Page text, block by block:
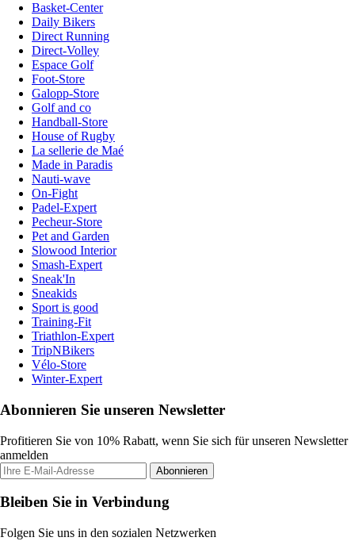
Basket-Center
Daily Bikers
Direct Running
Direct-Volley
Espace Golf
Foot-Store
Galopp-Store
Golf and co
Handball-Store
House of Rugby
La sellerie de Maé
Made in Paradis
Nauti-wave
On-Fight
Padel-Expert
Pecheur-Store
Pet and Garden
Slowood Interior
Smash-Expert
Sneak'In
Sneakids
Sport is good
Training-Fit
Triathlon-Expert
TripNBikers
Vélo-Store
Winter-Expert
Abonnieren Sie unseren Newsletter
Profitieren Sie von 10% Rabatt, wenn Sie sich für unseren Newsletter
anmelden
Abonnieren
Bleiben Sie in Verbindung
Folgen Sie uns in den sozialen Netzwerken